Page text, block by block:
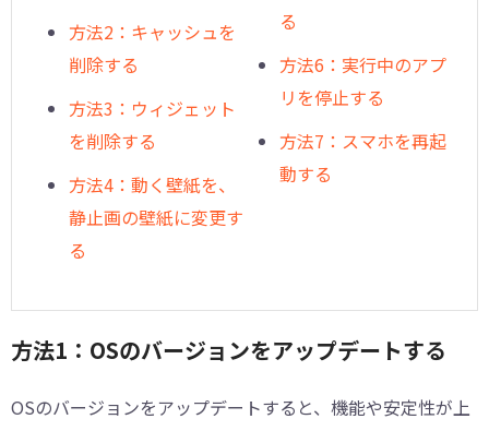
方法2：キャッシュを
削除する
方法3：ウィジェット
を削除する
方法4：動く壁紙を、
静止画の壁紙に変更す
る
る
方法6：実行中のアプ
リを停止する
方法7：スマホを再起
動する
方法1：OSのバージョンをアップデートする
OSのバージョンをアップデートすると、機能や安定性が上